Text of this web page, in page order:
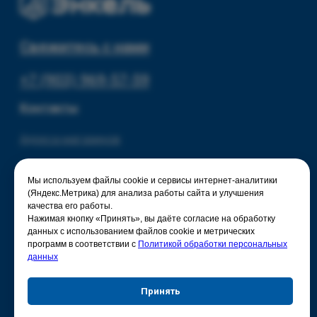
Мы используем файлы cookie и сервисы интернет-аналитики
(Яндекс.Метрика) для анализа работы сайта и улучшения
качества его работы.
Нажимая кнопку «Принять», вы даёте согласие на обработку
данных с использованием файлов cookie и метрических
программ в соответствии с Политикой обработки персональных
данных
Принять
Политика конфиденциальности